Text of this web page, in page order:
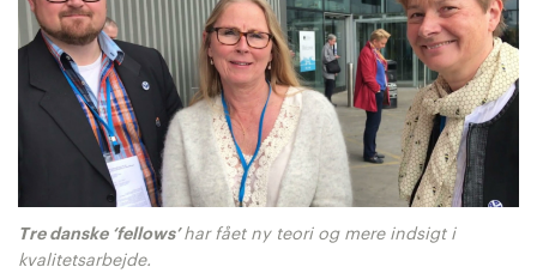
Søg
Avanceret søgning
Tre danske ‘fellows’har fået ny teori og mere indsigt i
kvalitetsarbejde.